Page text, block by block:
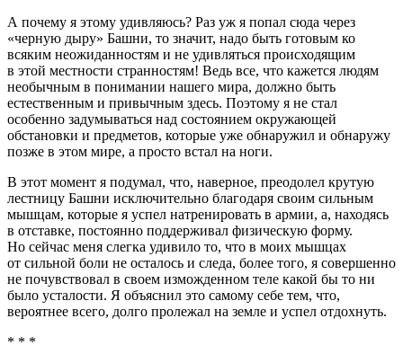
А почему я этому удивляюсь? Раз уж я попал сюда через
«черную дыру» Башни, то значит, надо быть готовым ко
всяким неожиданностям и не удивляться происходящим
в этой местности странностям! Ведь все, что кажется людям
необычным в понимании нашего мира, должно быть
естественным и привычным здесь. Поэтому я не стал
особенно задумываться над состоянием окружающей
обстановки и предметов, которые уже обнаружил и обнаружу
позже в этом мире, а просто встал на ноги.
В этот момент я подумал, что, наверное, преодолел крутую
лестницу Башни исключительно благодаря своим сильным
мышцам, которые я успел натренировать в армии, а, находясь
в отставке, постоянно поддерживал физическую форму.
Но сейчас меня слегка удивило то, что в моих мышцах
от сильной боли не осталось и следа, более того, я совершенно
не почувствовал в своем изможденном теле какой бы то ни
было усталости. Я объяснил это самому себе тем, что,
вероятнее всего, долго пролежал на земле и успел отдохнуть.
* * *